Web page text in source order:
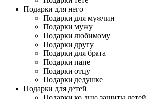
Подарки для него
Подарки для мужчин
Подарки мужу
Подарки любимому
Подарки другу
Подарки для брата
Подарки папе
Подарки отцу
Подарки дедушке
Подарки для детей
Подарки ко дню защиты детей